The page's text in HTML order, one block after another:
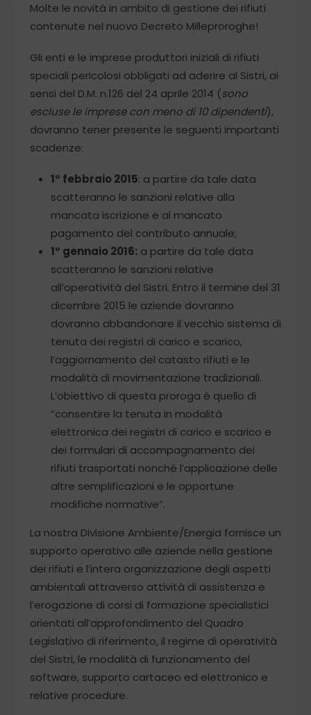
Molte le novità in ambito di gestione dei rifiuti
contenute nel nuovo Decreto Milleproroghe!
Gli enti e le imprese produttori iniziali di rifiuti
speciali pericolosi obbligati ad aderire al Sistri, ai
sensi del D.M. n.126 del 24 aprile 2014 (sono
escluse le imprese con meno di 10 dipendenti),
dovranno tener presente le seguenti importanti
scadenze:
1° febbraio 2015: a partire da tale data
scatteranno le sanzioni relative alla
mancata iscrizione e al mancato
pagamento del contributo annuale;
1° gennaio 2016:a partire da tale data
scatteranno le sanzioni relative
all’operatività del Sistri. Entro il termine del 31
dicembre 2015 le aziende dovranno
dovranno abbandonare il vecchio sistema di
tenuta dei registri di carico e scarico,
l’aggiornamento del catasto rifiuti e le
modalità di movimentazione tradizionali.
L’obiettivo di questa proroga è quello di
“consentire la tenuta in modalità
elettronica dei registri di carico e scarico e
dei formulari di accompagnamento dei
rifiuti trasportati nonché l’applicazione delle
altre semplificazioni e le opportune
modifiche normative”.
La nostra Divisione Ambiente/Energia fornisce un
supporto operativo alle aziende nella gestione
dei rifiuti e l’intera organizzazione degli aspetti
ambientali attraverso attività di assistenza e
l’erogazione di corsi di formazione specialistici
orientati all’approfondimento del Quadro
Legislativo di riferimento, il regime di operatività
del Sistri, le modalità di funzionamento del
software, supporto cartaceo ed elettronico e
relative procedure.